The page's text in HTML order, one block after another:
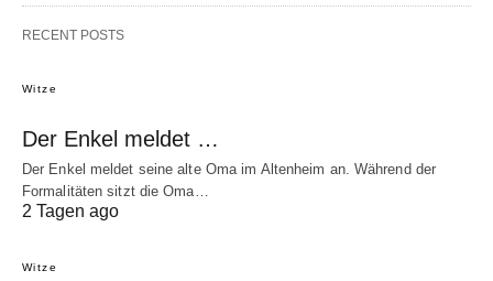
RECENT POSTS
Witze
Der Enkel meldet …
Der Enkel meldet seine alte Oma im Altenheim an. Während der
Formalitäten sitzt die Oma…
2 Tagen ago
Witze